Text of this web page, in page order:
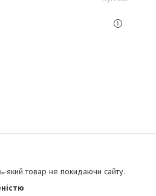
який товар не покидаючи сайту.